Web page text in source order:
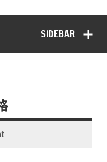
SIDEBAR